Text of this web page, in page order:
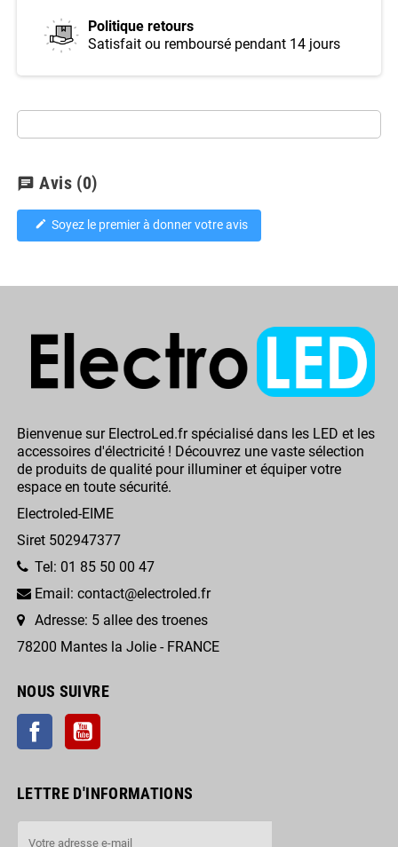
Politique retours
Satisfait ou remboursé pendant 14 jours
chat Avis (0)
edit Soyez le premier à donner votre avis
Bienvenue sur ElectroLed.fr spécialisé dans les LED et les
accessoires d'électricité ! Découvrez une vaste sélection
de produits de qualité pour illuminer et équiper votre
espace en toute sécurité.
Electroled-EIME
Siret 502947377
Tel: 01 85 50 00 47
Email: contact@electroled.fr
Adresse: 5 allee des troenes
78200 Mantes la Jolie - FRANCE
NOUS SUIVRE
FacebookYouTube
LETTRE D'INFORMATIONS